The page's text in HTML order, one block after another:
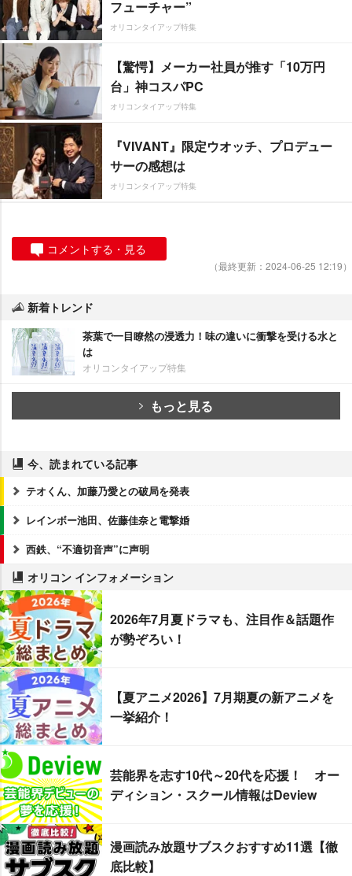
フューチャー”
オリコンタイアップ特集
【驚愕】メーカー社員が推す「10万円
台」神コスパPC
オリコンタイアップ特集
『VIVANT』限定ウオッチ、プロデュー
サーの感想は
オリコンタイアップ特集
コメントする・見る
（最終更新：2024-06-25 12:19）
新着トレンド
茶葉で一目瞭然の浸透力！味の違いに衝撃を受ける水と
は
オリコンタイアップ特集
もっと見る
今、読まれている記事
テオくん、加藤乃愛との破局を発表
レインボー池田、佐藤佳奈と電撃婚
西鉄、“不適切音声”に声明
オリコン インフォメーション
2026年7月夏ドラマも、注目作＆話題作
が勢ぞろい！
【夏アニメ2026】7月期夏の新アニメを
一挙紹介！
芸能界を志す10代～20代を応援！ オー
ディション・スクール情報はDeview
漫画読み放題サブスクおすすめ11選【徹
底比較】